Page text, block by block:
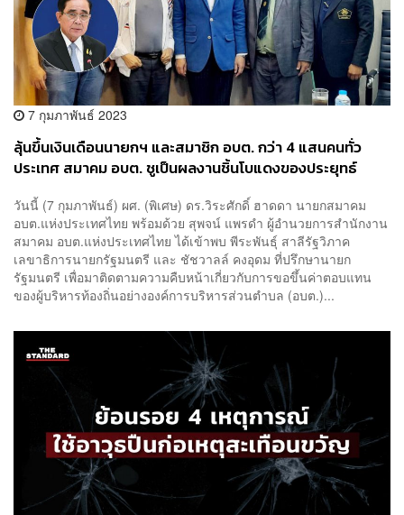
7 กุมภาพันธ์ 2023
ลุ้นขึ้นเงินเดือนนายกฯ และสมาชิก อบต. กว่า 4 แสนคนทั่ว
ประเทศ สมาคม อบต. ชูเป็นผลงานชิ้นโบแดงของประยุทธ์
วันนี้ (7 กุมภาพันธ์) ผศ. (พิเศษ) ดร.วิระศักดิ์ ฮาดดา นายกสมาคม
อบต.แห่งประเทศไทย พร้อมด้วย สุพจน์ แพรดำ ผู้อำนวยการสำนักงาน
สมาคม อบต.แห่งประเทศไทย ได้เข้าพบ พีระพันธุ์ สาลีรัฐวิภาค
เลขาธิการนายกรัฐมนตรี และ ชัชวาลล์ คงอุดม ที่ปรึกษานายก
รัฐมนตรี เพื่อมาติดตามความคืบหน้าเกี่ยวกับการขอขึ้นค่าตอบแทน
ของผู้บริหารท้องถิ่นอย่างองค์การบริหารส่วนตำบล (อบต.)...